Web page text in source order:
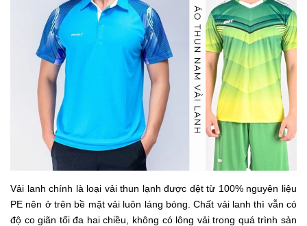
Vải lanh chính là loại vải thun lạnh được dệt từ 100% nguyên liệu
PE nên ở trên bề mặt vải luôn láng bóng. Chất vải lanh thì vẫn có
độ co giãn tối đa hai chiều, không có lông vải trong quá trình sản